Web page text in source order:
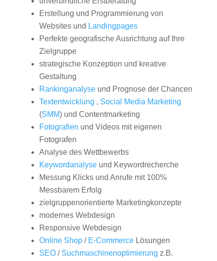
Erstellung und Programmierung von
Websites und Landingpages
Perfekte geografische Ausrichtung auf Ihre
Zielgruppe
strategische Konzeption und kreative
Gestaltung
Rankinganalyseund Prognose der Chancen
Textentwicklung , Social Media Marketing
(SMM) und Contentmarketing
Fotografien und Videos mit eigenen
Fotografen
Analyse des Wettbewerbs
Keywordanalyseund Keywordrecherche
Messung Klicks und Anrufe mit 100%
Messbarem Erfolg
zielgruppenorientierte Marketingkonzepte
modernes Webdesign
Responsive Webdesign
Online Shop/ E-CommerceLösungen
SEO/ Suchmaschinenoptimierung z.B.